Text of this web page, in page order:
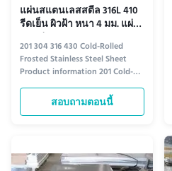
แผ่นสแตนเลสสตีล 316L 410
รีดเย็น ผิวฝ้า หนา 4 มม. แผ่น
ตกแต่ง
201 304 316 430 Cold-Rolled
Frosted Stainless Steel Sheet
Product information 201 Cold-
Rolled Frosted Stainless Steel
Sheet Ideal for cost-effective
applications, the 201 stainless
surface enhances ...
สอบถามตอนนี้